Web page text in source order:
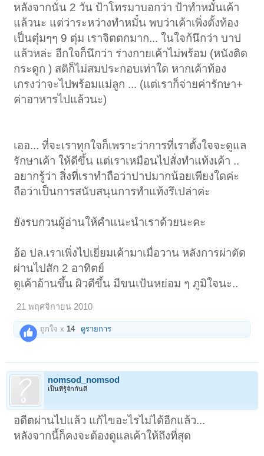
หลังจากนั่น 2 วัน ป้าโทรมาบอกว่า ป้าทำหมั๋นเค้า
แล้วนะ แต่ว่าระหว่างทำหมั๋น พบว่าเค้าเพิ่งตั้งท้อง
เป็นตุ๋มๆๆ 9 ตุ่ม เราจิตตกมาก... ในใจก้นึกว่า บาป
แล้วหล่ะ อีกใจก็นึกว่า ร่างกายเค้าไม่พร้อม (หนังติด
กระดูก ) สติก็ไม่สมประกอบเท่าใด หากเค้าท้อง
เกรงว่าจะไปพร้อมแม่ลูก ... (แต่เราก็จ่ายค่ารักษา+
ค่าอาหารไปแล้วนะ)
เออ... ที่จะเราทุกใจก็เพราะว่าการที่เราตั้งใจจะดูแล
รักษาเค้า ให้ดีขึ้น แต่เราเหมือนไปสั่งทำแท้งเค้า ..
อยากรู้ว่า สิ่งที่เราทำถือว่าปาปมากน้อยเพียงใดค่ะ
ถือว่าเป็นการสนับสนุนการทำแท้งรึเปล่าค่ะ
ยังรบกวนผู้อ่านให้คำแนะนำเราด้วยนะคะ
อ้อ ปล.เราเพิ่งไปเยี่ยมเค้ามาเมื่อวาน หลังการผ่าตัด
ผ่านไปสัก 2 อาทิตย์
ดูเค้าอ้านขึ้น ผิวดีขึ้น มีขนเป้นหย่อม ๆ ภูมิใจนะ..
21 พฤศจิกายน 2010
ถูกใจ x14 ดูรายการ
nomsod_nomsod
เป็นที่รู้จักกันดี
อดีตผ่านไปแล้ว แก้ไขอะไรไม่ได้อีกแล้ว...
หลังจากนี้ก็คงจะต้องดูแลเค้าให้ถึงที่สุด